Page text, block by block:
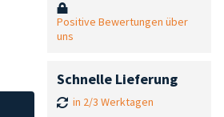
Positive Bewertungen über
uns
Schnelle Lieferung
in 2/3 Werktagen